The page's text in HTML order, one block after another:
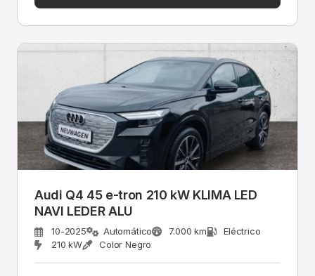
Audi Q4 45 e-tron 210 kW KLIMA LED
NAVI LEDER ALU
10-2025 Automático 7.000 km
Eléctrico
210 kW
Color Negro